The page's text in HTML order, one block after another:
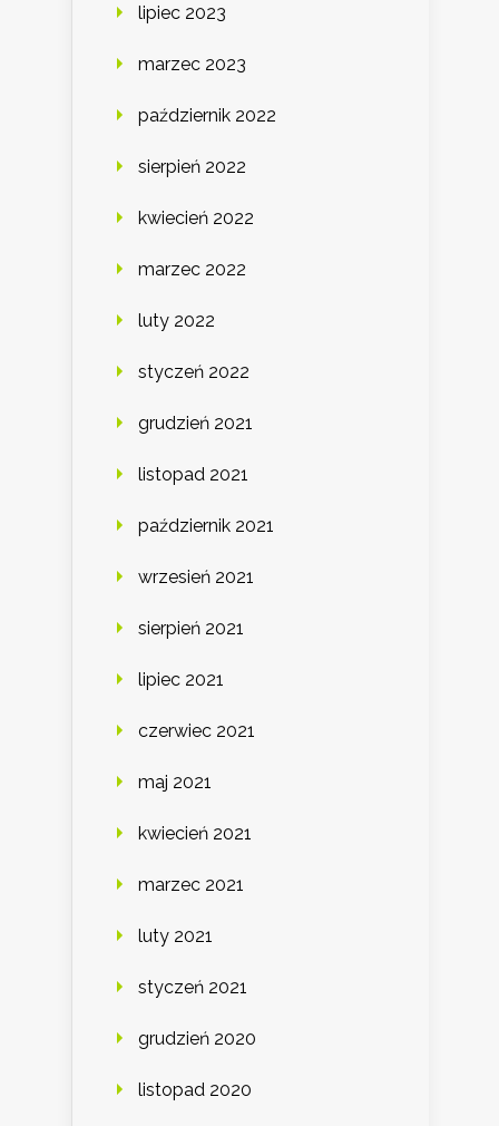
lipiec 2023
marzec 2023
październik 2022
sierpień 2022
kwiecień 2022
marzec 2022
luty 2022
styczeń 2022
grudzień 2021
listopad 2021
październik 2021
wrzesień 2021
sierpień 2021
lipiec 2021
czerwiec 2021
maj 2021
kwiecień 2021
marzec 2021
luty 2021
styczeń 2021
grudzień 2020
listopad 2020